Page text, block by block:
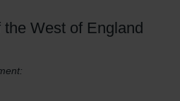
West of England